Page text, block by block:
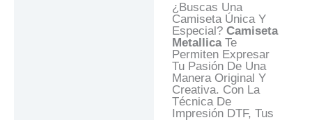
¿Buscas Una
Camiseta Única Y
Especial?Camiseta
Metallica Te
Permiten Expresar
Tu Pasión De Una
Manera Original Y
Creativa. Con La
Técnica De
Impresión DTF, Tus